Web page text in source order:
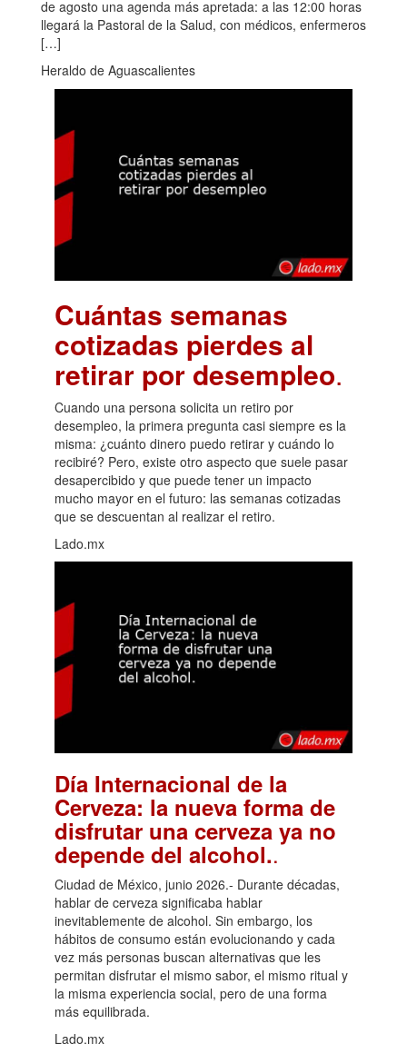
de agosto una agenda más apretada: a las 12:00 horas
llegará la Pastoral de la Salud, con médicos, enfermeros
[…]
Heraldo de Aguascalientes
Cuántas semanas
cotizadas pierdes al
retirar por desempleo.
Cuando una persona solicita un retiro por
desempleo, la primera pregunta casi siempre es la
misma: ¿cuánto dinero puedo retirar y cuándo lo
recibiré? Pero, existe otro aspecto que suele pasar
desapercibido y que puede tener un impacto
mucho mayor en el futuro: las semanas cotizadas
que se descuentan al realizar el retiro.
Lado.mx
Día Internacional de la
Cerveza: la nueva forma de
disfrutar una cerveza ya no
depende del alcohol..
Ciudad de México, junio 2026.- Durante décadas,
hablar de cerveza significaba hablar
inevitablemente de alcohol. Sin embargo, los
hábitos de consumo están evolucionando y cada
vez más personas buscan alternativas que les
permitan disfrutar el mismo sabor, el mismo ritual y
la misma experiencia social, pero de una forma
más equilibrada.
Lado.mx